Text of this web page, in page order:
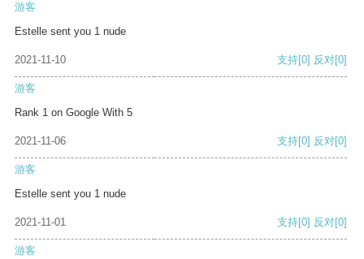
游客
Estelle sent you 1 nude
2021-11-10 支持[0] 反对[0]
游客
Rank 1 on Google With 5
2021-11-06 支持[0] 反对[0]
游客
Estelle sent you 1 nude
2021-11-01 支持[0] 反对[0]
游客